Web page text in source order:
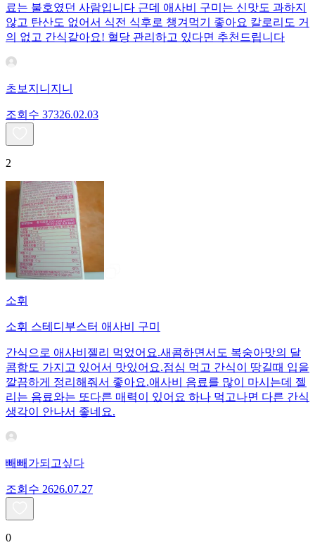
료는 불호였던 사람입니다 근데 애사비 구미는 신맛도 과하지
않고 탄산도 없어서 식전 식후로 챙겨먹기 좋아요 칼로리도 거
의 없고 간식같아요! 혈당 관리하고 있다면 추천드립니다
초보지니지니
조회수 37326.02.03
2
소휘
소휘 스테디부스터 애사비 구미
간식으로 애사비젤리 먹었어요.새콤하면서도 복숭아맛의 달
콤함도 가지고 있어서 맛있어요.점심 먹고 간식이 땅길때 입을
깔끔하게 정리해줘서 좋아요.애사비 음료를 많이 마시는데 젤
리는 음료와는 또다른 매력이 있어요 하나 먹고나면 다른 간식
생각이 안나서 좋네요.
빼빼가되고싶다
조회수 2626.07.27
0